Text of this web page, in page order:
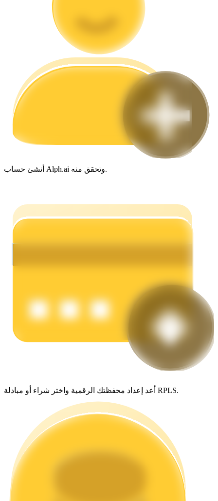
خنزير الطاقة
احصل على مكافآت تنافسية يوميًا
أنشئ حساب Alph.ai وتحقق منه.
أعد إعداد محفظتك الرقمية واختر شراء أو مبادلة RPLS.